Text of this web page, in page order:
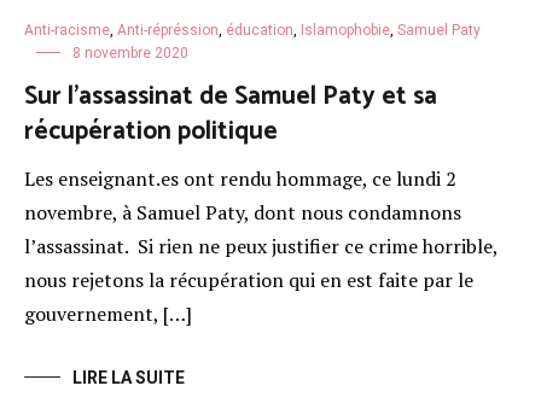
Anti-racisme, Anti-répréssion, éducation, Islamophobie, Samuel Paty
8 novembre 2020
Sur l’assassinat de Samuel Paty et sa
récupération politique
Les enseignant.es ont rendu hommage, ce lundi 2
novembre, à Samuel Paty, dont nous condamnons
l’assassinat. Si rien ne peux justifier ce crime horrible,
nous rejetons la récupération qui en est faite par le
gouvernement, […]
LIRE LA SUITE